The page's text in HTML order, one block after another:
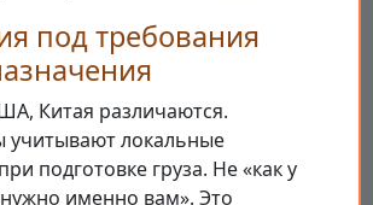
под требования
Китая различаются.
учитывают локальные
подготовке груза. Не «как у
нужно именно вам». Это